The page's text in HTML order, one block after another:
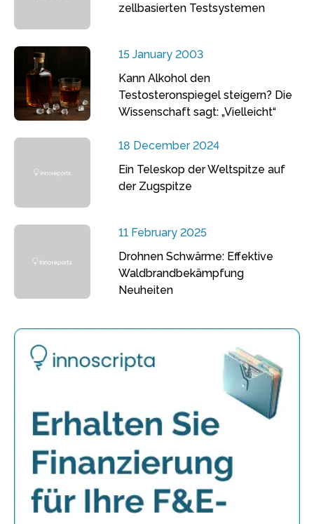
zellbasierten Testsystemen
15 January 2003
Kann Alkohol den
Testosteronspiegel steigern? Die
Wissenschaft sagt: „Vielleicht“
18 December 2024
Ein Teleskop der Weltspitze auf
der Zugspitze
11 February 2025
Drohnen Schwärme: Effektive
Waldbrandbekämpfung
Neuheiten